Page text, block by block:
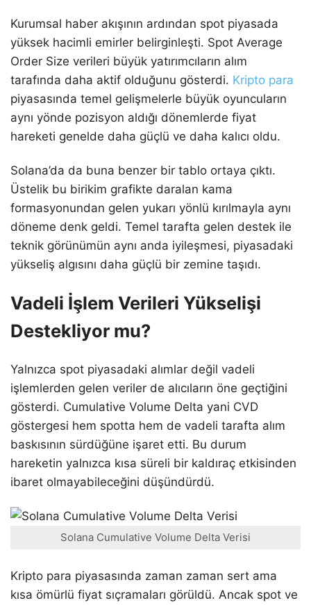
Kurumsal haber akışının ardından spot piyasada
yüksek hacimli emirler belirginleşti. Spot Average
Order Size verileri büyük yatırımcıların alım
tarafında daha aktif olduğunu gösterdi. Kripto para
piyasasında temel gelişmelerle büyük oyuncuların
aynı yönde pozisyon aldığı dönemlerde fiyat
hareketi genelde daha güçlü ve daha kalıcı oldu.
Solana’da da buna benzer bir tablo ortaya çıktı.
Üstelik bu birikim grafikte daralan kama
formasyonundan gelen yukarı yönlü kırılmayla aynı
döneme denk geldi. Temel tarafta gelen destek ile
teknik görünümün aynı anda iyileşmesi, piyasadaki
yükseliş algısını daha güçlü bir zemine taşıdı.
Vadeli İşlem Verileri Yükselişi
Destekliyor mu?
Yalnızca spot piyasadaki alımlar değil vadeli
işlemlerden gelen veriler de alıcıların öne geçtiğini
gösterdi. Cumulative Volume Delta yani CVD
göstergesi hem spotta hem de vadeli tarafta alım
baskısının sürdüğüne işaret etti. Bu durum
hareketin yalnızca kısa süreli bir kaldıraç etkisinden
ibaret olmayabileceğini düşündürdü.
Solana Cumulative Volume Delta Verisi
Kripto para piyasasında zaman zaman sert ama
kısa ömürlü fiyat sıçramaları görüldü. Ancak spot ve